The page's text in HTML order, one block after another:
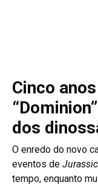
Cinco
dos
O enredo do novo
eventos de
tempo, enquanto